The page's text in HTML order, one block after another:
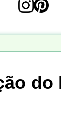
do